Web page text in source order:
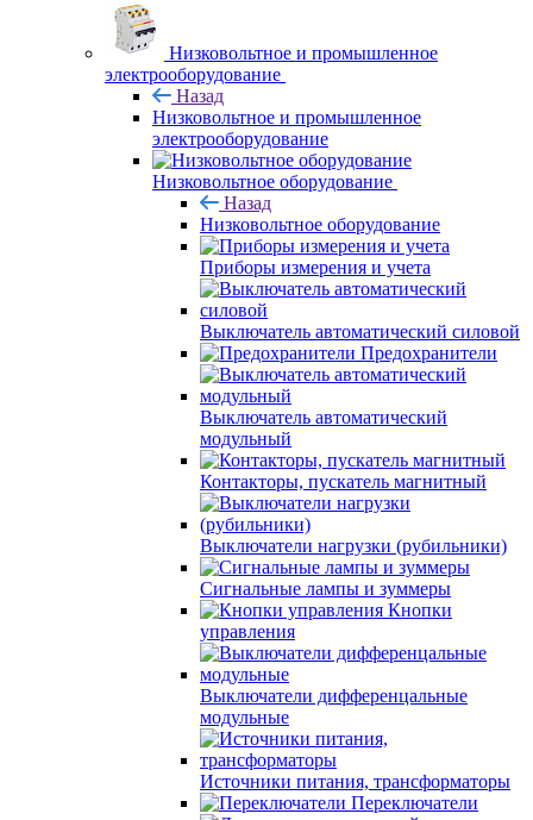
Низковольтное и промышленное
электрооборудование
Назад
Низковольтное и промышленное
электрооборудование
Низковольтное оборудование
Назад
Низковольтное оборудование
Приборы измерения и учета
Выключатель автоматический силовой
Предохранители
Выключатель автоматический
модульный
Контакторы, пускатель магнитный
Выключатели нагрузки (рубильники)
Сигнальные лампы и зуммеры
Кнопки
управления
Выключатели дифференцальные
модульные
Источники питания, трансформаторы
Переключатели